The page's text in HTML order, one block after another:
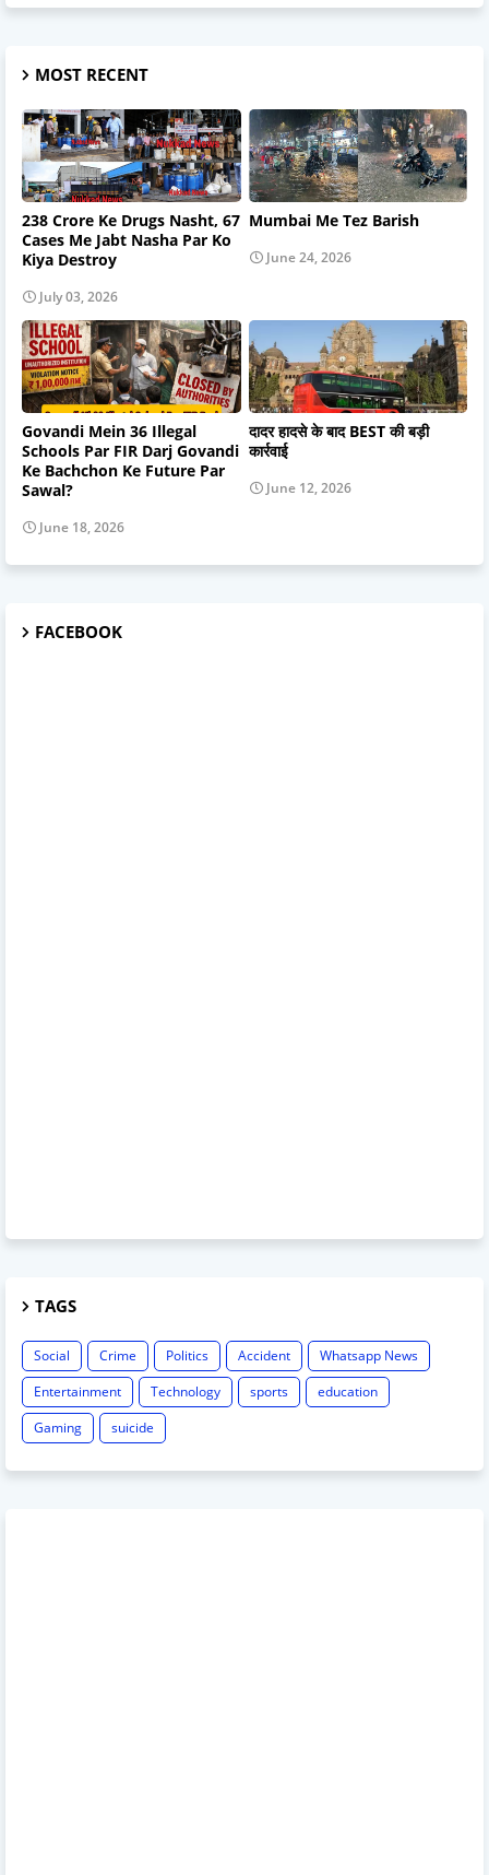
MOST RECENT
238 Crore Ke Drugs Nasht, 67
Cases Me Jabt Nasha Par Ko
Kiya Destroy
July 03, 2026
Mumbai Me Tez Barish
June 24, 2026
Govandi Mein 36 Illegal
Schools Par FIR Darj Govandi
Ke Bachchon Ke Future Par
Sawal?
June 18, 2026
दादर हादसे के बाद BEST की बड़ी
कार्रवाई
June 12, 2026
FACEBOOK
TAGS
Social Crime Politics Accident
Whatsapp News
Entertainment
Technology sports
education
Gaming
suicide